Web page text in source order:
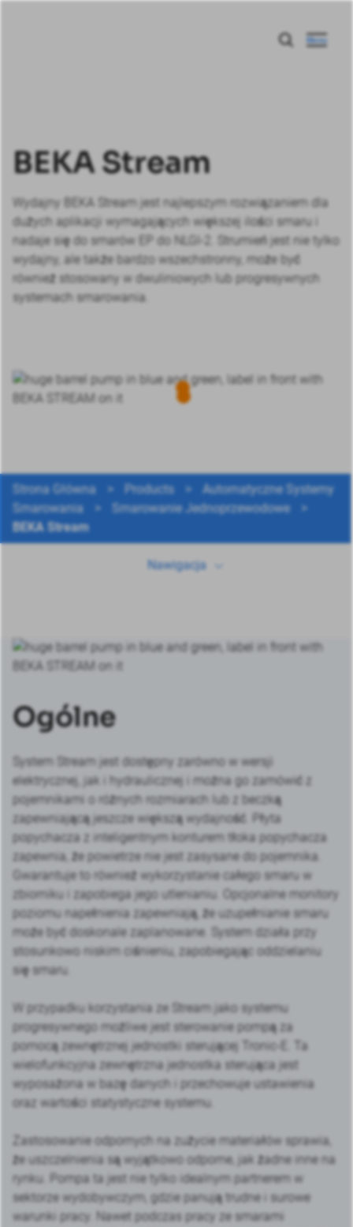
Menu
BEKA Stream
Wydajny BEKA Stream jest najlepszym rozwiązaniem dla
dużych aplikacji wymagających większej ilości smaru i
nadaje się do smarów EP do NLGI-2. Strumień jest nie tylko
wydajny, ale także bardzo wszechstronny, może być
również stosowany w dwuliniowych lub progresywnych
systemach smarowania.
Strona Główna > Products >
Automatyczne Systemy
Smarowania
> Smarowanie Jednoprzewodowe
>
BEKA Stream
Nawigacja
Dane techniczne
Inne produkty
Ogólne
System Stream jest dostępny zarówno w wersji
elektrycznej, jak i hydraulicznej i można go zamówić z
pojemnikami o różnych rozmiarach lub z beczką
zapewniającą jeszcze większą wydajność. Płyta
popychacza z inteligentnym konturem tłoka popychacza
zapewnia, że powietrze nie jest zasysane do pojemnika.
Gwarantuje to również wykorzystanie całego smaru w
zbiorniku i zapobiega jego utlenianiu. Opcjonalne monitory
poziomu napełnienia zapewniają, że uzupełnianie smaru
może być doskonale zaplanowane. System działa przy
stosunkowo niskim ciśnieniu, zapobiegając oddzielaniu
się smaru.
W przypadku korzystania ze Stream jako systemu
progresywnego możliwe jest sterowanie pompą za
pomocą zewnętrznej jednostki sterującej Tronic-E. Ta
wielofunkcyjna zewnętrzna jednostka sterująca jest
wyposażona w bazę danych i przechowuje ustawienia
oraz wartości statystyczne systemu.
Zastosowanie odpornych na zużycie materiałów sprawia,
że uszczelnienia są wyjątkowo odporne, jak żadne inne na
rynku. Pompa ta jest nie tylko idealnym partnerem w
sektorze wydobywczym, gdzie panują trudne i surowe
warunki pracy. Nawet podczas pracy ze smarami